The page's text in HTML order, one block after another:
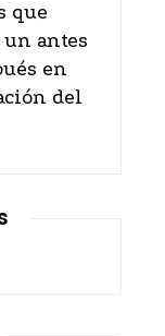
que
antes
en
del